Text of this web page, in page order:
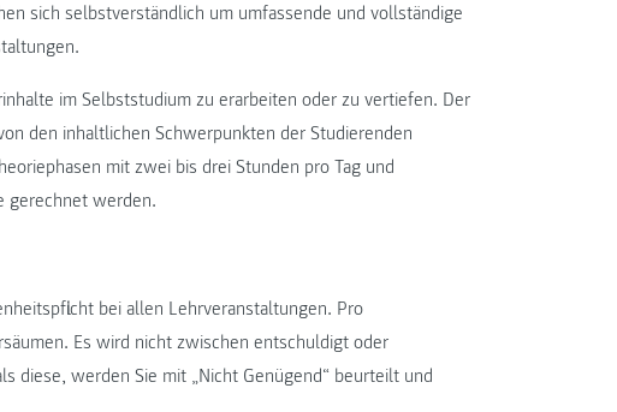
sich selbstverständlich um umfassende und vollständige
im Selbststudium zu erarbeiten oder zu vertiefen. Der
den inhaltlichen Schwerpunkten der Studierenden
mit zwei bis drei Stunden pro Tag und
gerechnet werden.
bei allen Lehrveranstaltungen. Pro
Es wird nicht zwischen entschuldigt oder
diese, werden Sie mit „Nicht Genügend“ beurteilt und